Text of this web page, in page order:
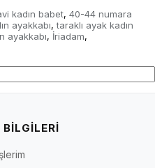
kadın babet, 40-44 numara
ayakkabı, taraklı ayak kadın
ayakkabı, İriadam,